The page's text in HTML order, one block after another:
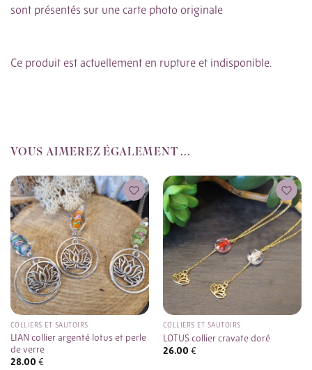
sont présentés sur une carte photo originale
Ce produit est actuellement en rupture et indisponible.
VOUS AIMEREZ ÉGALEMENT ...
COLLIERS ET SAUTOIRS
LIAN collier argenté lotus et perle
de verre
28.00 €
COLLIERS ET SAUTOIRS
LOTUS collier cravate doré
26.00 €